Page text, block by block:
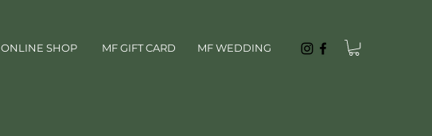
ONLINE SHOP MF WEDDING
MF GIFT CARD